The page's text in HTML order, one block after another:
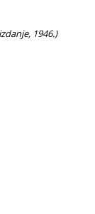
1946.)